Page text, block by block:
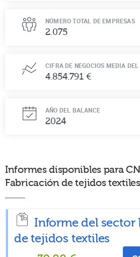
NÚMERO TOTAL DE EMPRESAS
2.075
CIFRA DE NEGOCIOS MEDIA DEL
4.854.791 €
AÑO DEL BALANCE
2024
Informes disponibles para
Fabricación de tejidos textiles
Informe del sector
de tejidos textiles